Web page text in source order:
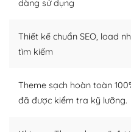
WordPress là nơi lưu trữ
người cuồng tín
Nếu bạn gặp khó khăn,
dàng sử dụng
Thiết kế chuẩn SEO, load
tìm kiếm
Theme sạch hoàn toàn
đã được kiểm tra kỹ lưỡng.